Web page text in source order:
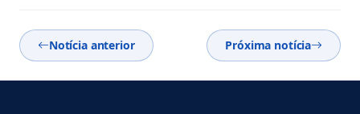
Notícia anterior Próxima notícia